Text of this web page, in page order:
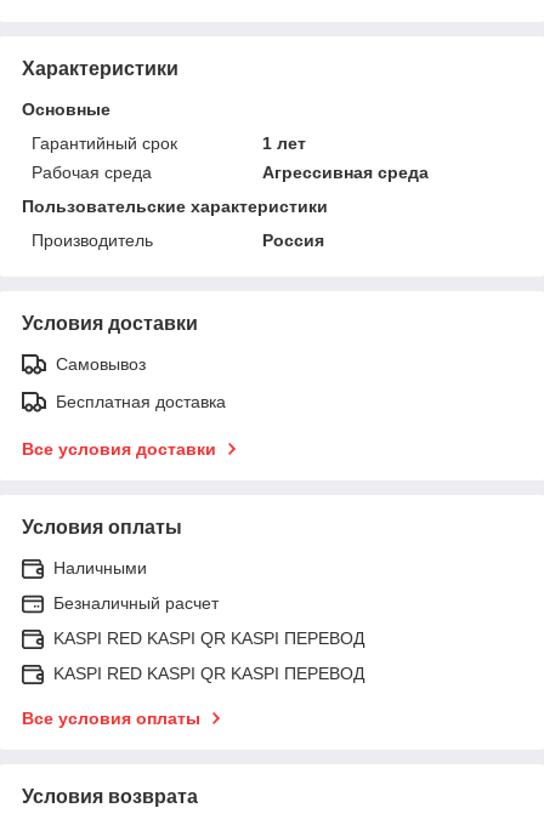
Характеристики
Основные
Гарантийный срок
1 лет
Рабочая среда
Агрессивная среда
Пользовательские характеристики
Производитель
Россия
Условия доставки
Самовывоз
Бесплатная доставка
Все условия доставки
Условия оплаты
Наличными
Безналичный расчет
KASPI RED KASPI QR KASPI ПЕРЕВОД
KASPI RED KASPI QR KASPI ПЕРЕВОД
Все условия оплаты
Условия возврата